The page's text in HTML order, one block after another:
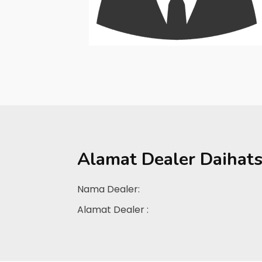
Alamat Dealer
Nama Dealer:
Alamat Dealer :